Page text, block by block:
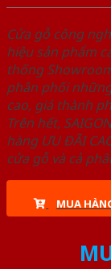
Cửa gỗ công
hiệu sản phẩm
thống
phân phối
cao, giá thành
Trên hết,
hàng ƯU ĐÃI
cửa gỗ và cả
MUA